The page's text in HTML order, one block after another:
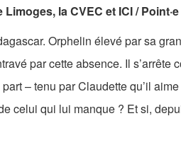
Limoges, la CVEC et ICI / Point·e
Orphelin élevé par sa
par cette absence. Il s’arrête
– tenu par Claudette qu’il
celui qui lui manque ? Et si,